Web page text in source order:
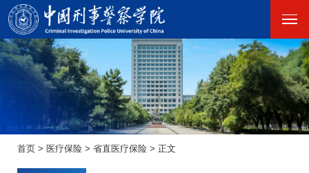
首页 > 医疗保险 > 省直医疗保险 > 正文